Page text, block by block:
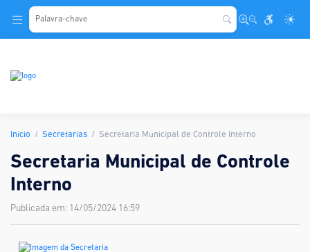
Início Secretarias Secretaria Municipal de Controle Interno
Secretaria Municipal de Controle
Interno
Publicada em: 14/05/2024 16:59